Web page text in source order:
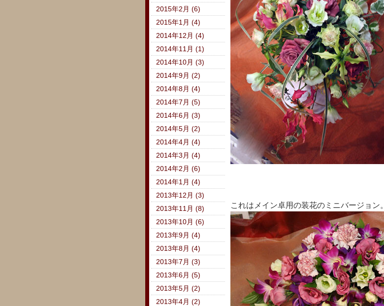
これはメイン卓用の装花のミニバージョン。
2015年2月 (6)
2015年1月 (4)
2014年12月 (4)
2014年11月 (1)
2014年10月 (3)
2014年9月 (2)
2014年8月 (4)
2014年7月 (5)
2014年6月 (3)
2014年5月 (2)
2014年4月 (4)
2014年3月 (4)
2014年2月 (6)
2014年1月 (4)
2013年12月 (3)
2013年11月 (8)
2013年10月 (6)
2013年9月 (4)
2013年8月 (4)
2013年7月 (3)
2013年6月 (5)
2013年5月 (2)
2013年4月 (2)